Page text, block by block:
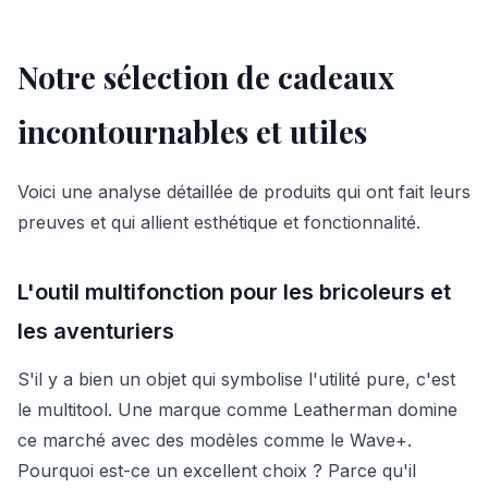
Notre sélection de cadeaux
incontournables et utiles
Voici une analyse détaillée de produits qui ont fait leurs
preuves et qui allient esthétique et fonctionnalité.
L'outil multifonction pour les bricoleurs et
les aventuriers
S'il y a bien un objet qui symbolise l'utilité pure, c'est
le multitool. Une marque comme Leatherman domine
ce marché avec des modèles comme le Wave+.
Pourquoi est-ce un excellent choix ? Parce qu'il